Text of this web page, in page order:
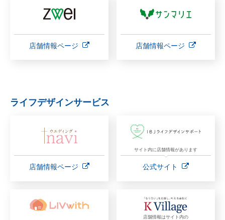
店舗情報ページ 店舗情報ページ
ライフデザインサービス
店舗情報ページ
サイト内に店舗情報があります
公式サイト
店舗情報はサイト内の